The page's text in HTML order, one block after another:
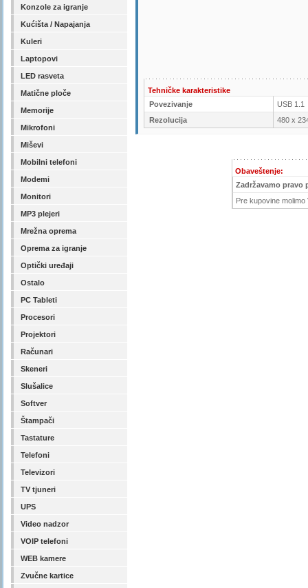
Konzole za igranje
Kućišta / Napajanja
Kuleri
Laptopovi
LED rasveta
Matične ploče
Memorije
Mikrofoni
Miševi
Mobilni telefoni
Modemi
Monitori
MP3 plejeri
Mrežna oprema
Oprema za igranje
Optički uređaji
Ostalo
PC Tableti
Procesori
Projektori
Računari
Skeneri
Slušalice
Softver
Štampači
Tastature
Telefoni
Televizori
TV tjuneri
UPS
Video nadzor
VOIP telefoni
WEB kamere
Zvučne kartice
Tehničke karakteristike
Povezivanje
USB 1.1
Rezolucija
480 x
Obaveštenje:
Zadržavamo pravo
Pre kupovine